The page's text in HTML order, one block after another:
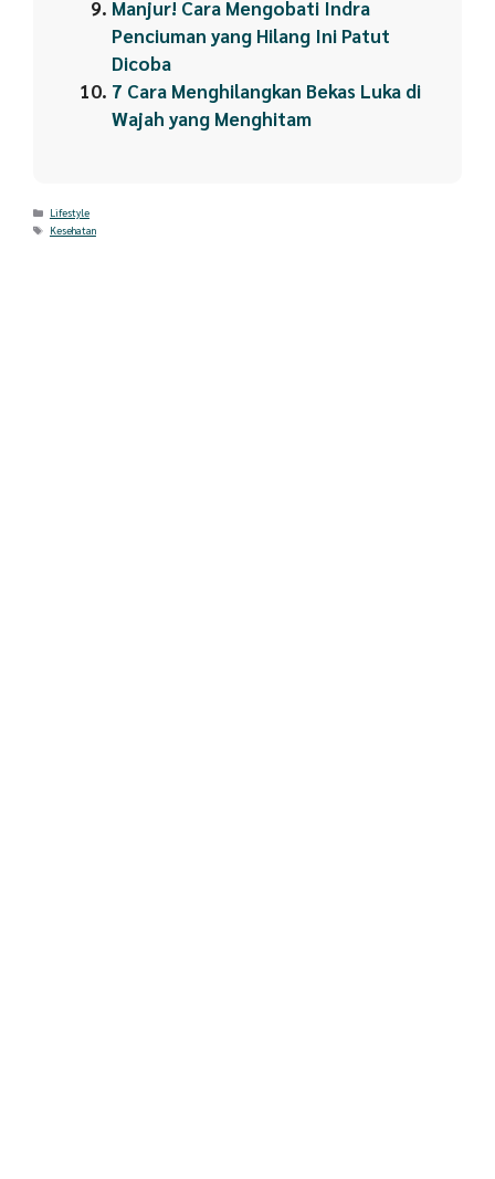
Manjur! Cara Mengobati Indra
Penciuman yang Hilang Ini Patut
Dicoba
7 Cara Menghilangkan Bekas Luka di
Wajah yang Menghitam
Categories
Lifestyle
Tags
Kesehatan